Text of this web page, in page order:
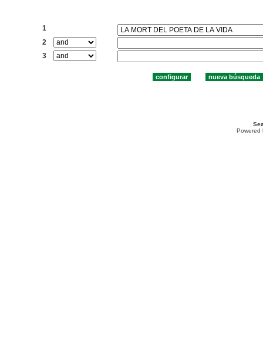
1
2
3
Powered